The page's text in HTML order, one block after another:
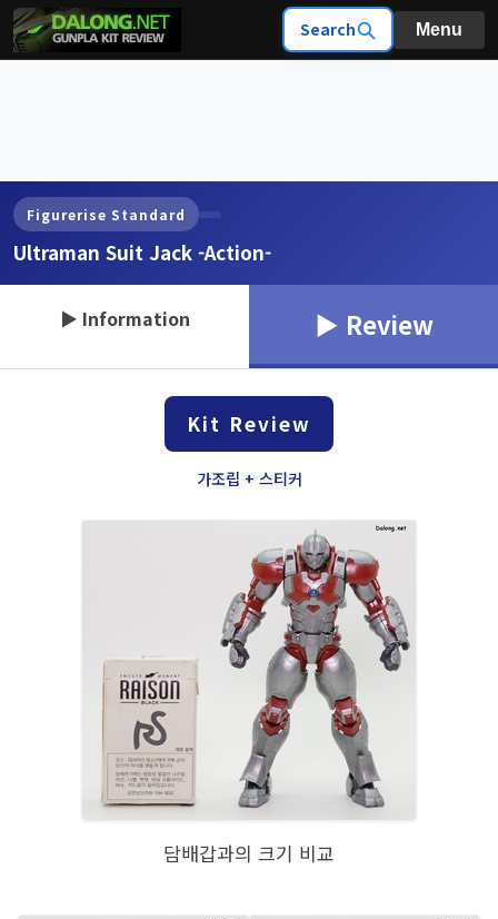
Search Menu
Figurerise Standard
Ultraman Suit Jack -Action-
▶ Information ▶ Review
Kit Review
가조립 + 스티커
담배갑과의 크기 비교